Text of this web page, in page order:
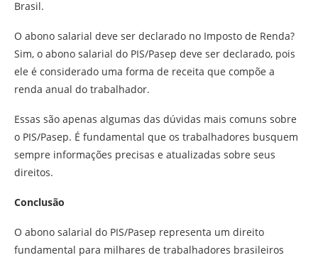
Brasil.
O abono salarial deve ser declarado no Imposto de Renda?
Sim, o abono salarial do PIS/Pasep deve ser declarado, pois
ele é considerado uma forma de receita que compõe a
renda anual do trabalhador.
Essas são apenas algumas das dúvidas mais comuns sobre
o PIS/Pasep. É fundamental que os trabalhadores busquem
sempre informações precisas e atualizadas sobre seus
direitos.
Conclusão
O abono salarial do PIS/Pasep representa um direito
fundamental para milhares de trabalhadores brasileiros